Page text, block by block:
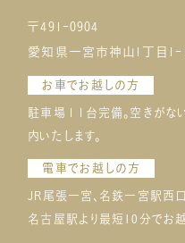
〒491-0904
愛知県一宮市神山1丁目1-1
お車でお越しの方
駐車場１１台完備。空きがな
内いたします。
電車でお越しの方
JR尾張一宮、名鉄一宮駅西
名古屋駅より最短10分でお越